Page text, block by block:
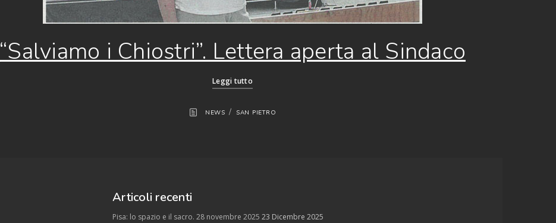
“Salviamo i Chiostri”. Lettera aperta al Sindaco
Leggi tutto
NEWS / SAN PIETRO
Articoli recenti
Pisa: lo spazio e il sacro. 28 novembre 2025 23 Dicembre 2025